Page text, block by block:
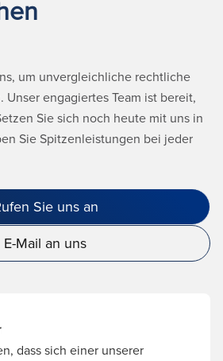
um unvergleichliche rechtliche
Unser engagiertes Team ist bereit,
Sie sich noch heute mit uns in
Sie Spitzenleistungen bei jeder
Sie uns an
E-Mail an uns
dass sich einer unserer